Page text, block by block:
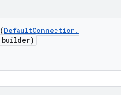
(DefaultConnection .
builder)